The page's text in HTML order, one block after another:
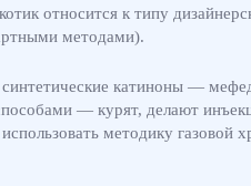
относится к типу
методами).
катиноны —
— курят, делают
методику газовой